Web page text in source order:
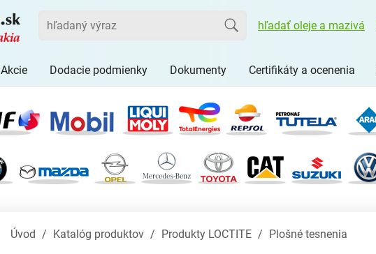
Vyhľadať
hľadať oleje a mazivá
Akcie Dodacie podmienky Dokumenty Certifikáty a ocenenia
Úvod Katalóg produktov Produkty LOCTITE Plošné tesnenia